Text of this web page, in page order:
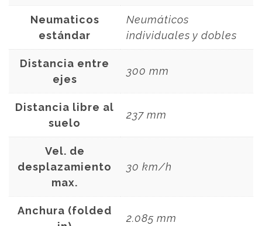
Neumaticos
estándar
Neumáticos
individuales y dobles
Distancia entre
ejes
300 mm
Distancia libre al
suelo
237 mm
Vel. de
desplazamiento
max.
30 km/h
Anchura (folded
2.085 mm